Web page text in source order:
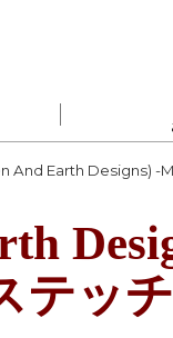
And Earth Designs) -
テッ